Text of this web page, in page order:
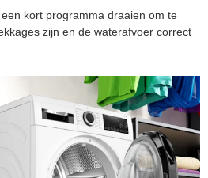
kort programma draaien om te
zijn en de waterafvoer correct